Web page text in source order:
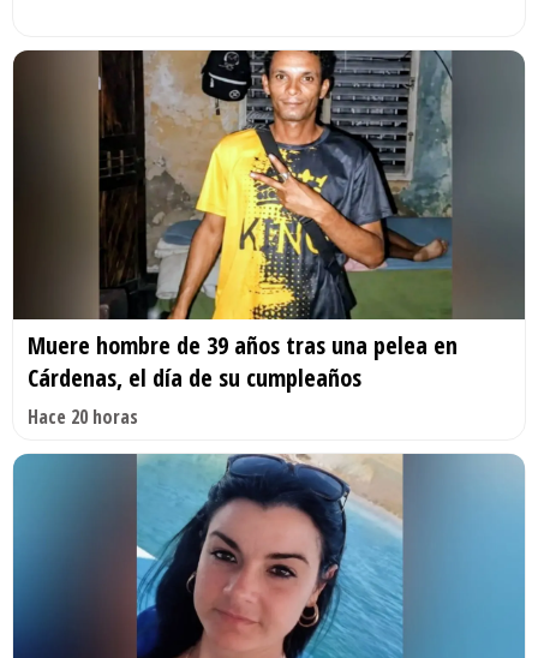
Muere hombre de 39 años tras una pelea en
Cárdenas, el día de su cumpleaños
Hace 20 horas